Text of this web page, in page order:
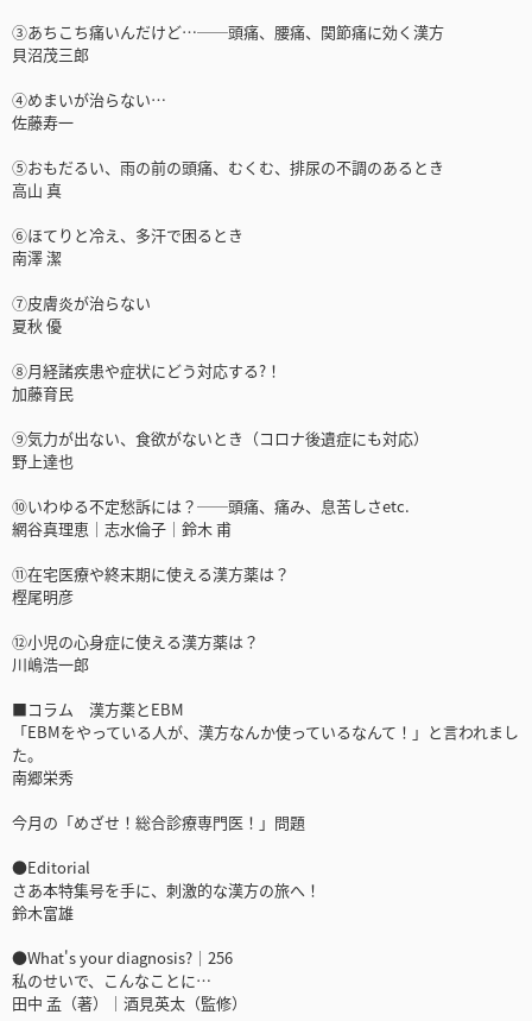
③あちこち痛いんだけど…──頭痛、腰痛、関節痛に効く漢方
貝沼茂三郎
④めまいが治らない…
佐藤寿一
⑤おもだるい、雨の前の頭痛、むくむ、排尿の不調のあるとき
高山 真
⑥ほてりと冷え、多汗で困るとき
南澤 潔
⑦皮膚炎が治らない
夏秋 優
⑧月経諸疾患や症状にどう対応する?！
加藤育民
⑨気力が出ない、食欲がないとき（コロナ後遺症にも対応）
野上達也
⑩いわゆる不定愁訴には？──頭痛、痛み、息苦しさetc.
網谷真理恵｜志水倫子｜鈴木 甫
⑪在宅医療や終末期に使える漢方薬は？
樫尾明彦
⑫小児の心身症に使える漢方薬は？
川嶋浩一郎
■コラム 漢方薬とEBM
「EBMをやっている人が、漢方なんか使っているなんて！」と言われまし
た。
南郷栄秀
今月の「めざせ！総合診療専門医！」問題
●Editorial
さあ本特集号を手に、刺激的な漢方の旅へ！
鈴木富雄
●What's your diagnosis?｜256
私のせいで、こんなことに…
田中 孟（著）｜酒見英太（監修）